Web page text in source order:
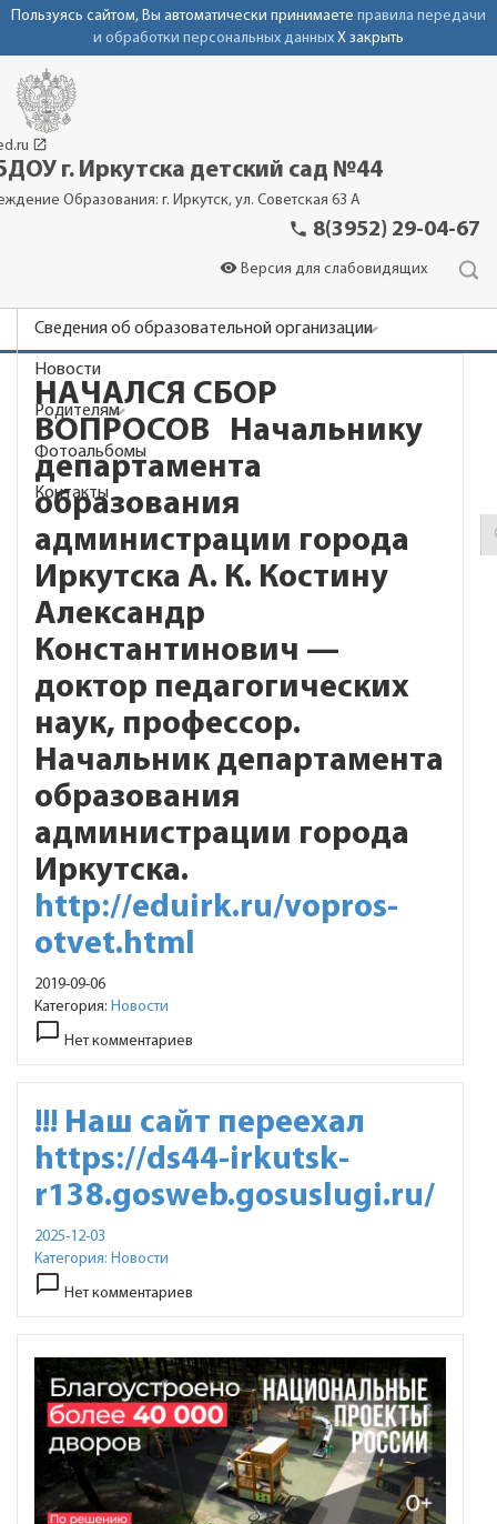
Пользуясь сайтом, Вы автоматически принимаете правила передачи
и обработки персональных данных X закрыть
launch
г. Иркутска детский сад №44
Образования: г. Иркутск, ул. Советская 63 А
phone 8(3952) 29-04-67
visibility Версия для слабовидящих
Сведения об образовательной организации
Новости
Родителям
Фотоальбомы
Контакты
НАЧАЛСЯ СБОР
ВОПРОСОВ Начальнику
департамента
образования
администрации города
Иркутска А. К. Костину
Александр
Константинович —
доктор педагогических
наук, профессор.
Начальник департамента
образования
администрации города
Иркутска.
http://eduirk.ru/vopros-
otvet.html
2019-09-06
Категория: Новости
chat_bubble_outline Нет комментариев
!!! Наш сайт переехал
https://ds44-irkutsk-
r138.gosweb.gosuslugi.ru/
2025-12-03
Категория: Новости
chat_bubble_outline Нет комментариев